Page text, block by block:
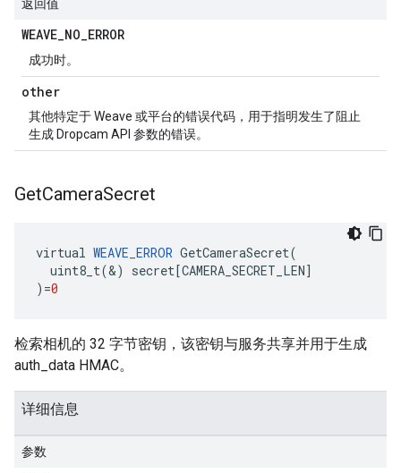
返回值
WEAVE_NO_ERROR
成功时。
other
其他特定于 Weave 或平台的错误代码，用于指明发生了阻止
生成 Dropcam API 参数的错误。
GetCameraSecret
virtual WEAVE_ERROR GetCameraSecret(
uint8_t(&) secret[CAMERA_SECRET_LEN]
) =0
检索相机的 32 字节密钥，该密钥与服务共享并用于生成
auth_data HMAC。
详细信息
参数